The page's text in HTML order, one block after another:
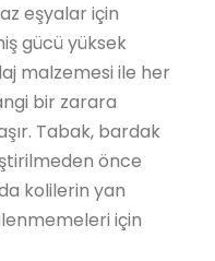
eşyalar için
gücü yüksek
malzemesi ile her
bir zarara
Tabak, bardak
önce
kolilerin yan
için